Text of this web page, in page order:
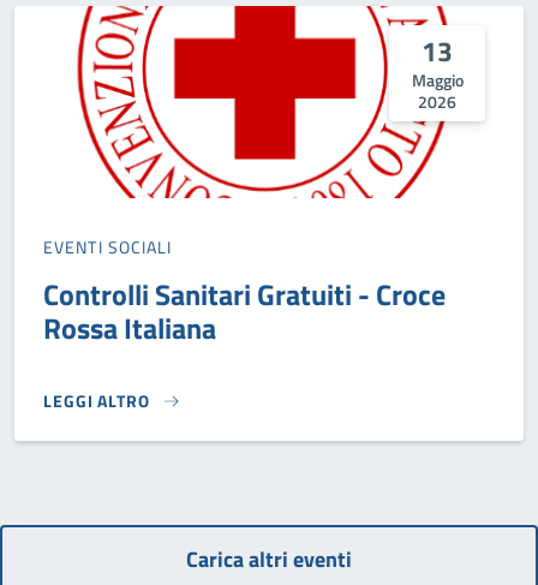
13
Maggio
2026
EVENTI SOCIALI
Controlli Sanitari Gratuiti - Croce
Rossa Italiana
LEGGI ALTRO
CONTROLLI SANITARI GRATUITI - CROCE ROSSA ITALIANA}
Carica altri eventi